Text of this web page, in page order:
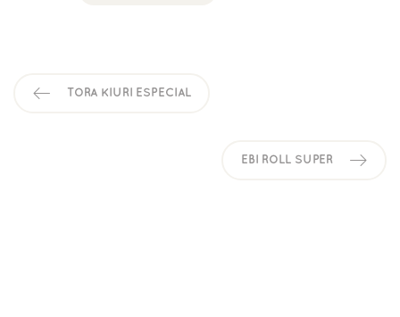
TORA KIURI ESPECIAL
EBI ROLL SUPER